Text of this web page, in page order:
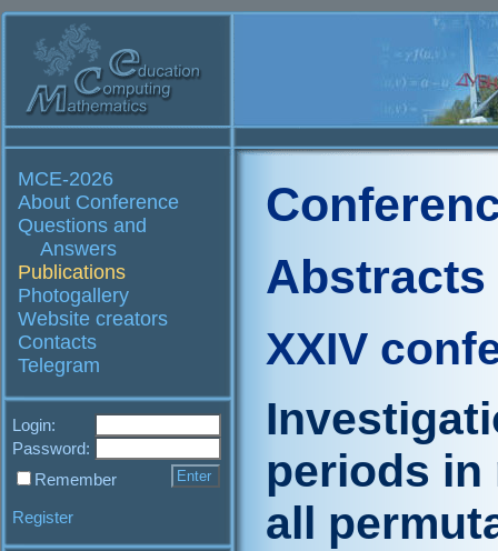
MCE-2026
About Conference
Questions and
Answers
Publications
Photogallery
Website creators
Contacts
Telegram
Login:
Password:
Remember
Register
Abstracts
XXIV
periods in
all